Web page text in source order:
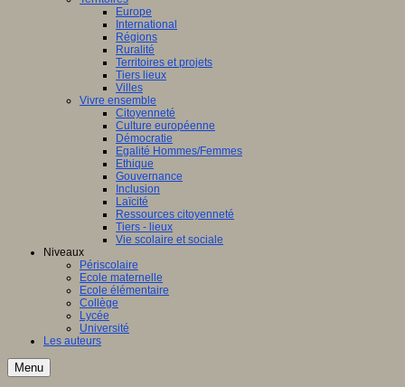
Europe
International
Régions
Ruralité
Territoires et projets
Tiers lieux
Villes
Vivre ensemble
Citoyenneté
Culture européenne
Démocratie
Egalité Hommes/Femmes
Ethique
Gouvernance
Inclusion
Laïcité
Ressources citoyenneté
Tiers - lieux
Vie scolaire et sociale
Niveaux
Périscolaire
Ecole maternelle
Ecole élémentaire
Collège
Lycée
Université
Les auteurs
Menu